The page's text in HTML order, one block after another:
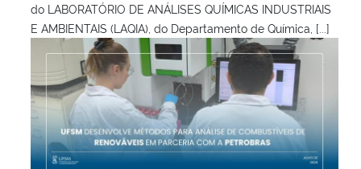
do LABORATÓRIO DE ANÁLISES QUÍMICAS INDUSTRIAIS
E AMBIENTAIS (LAQIA), do Departamento de Química, [...]